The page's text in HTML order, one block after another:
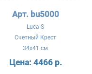
Арт. bu5000
Luca-S
Счетный Крест
34x41 см
Цена: 4466 р.